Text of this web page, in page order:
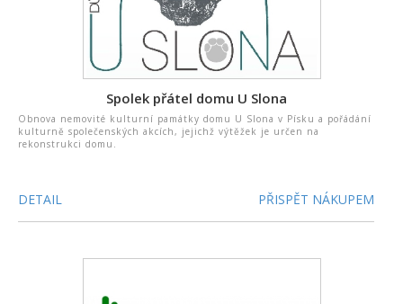
Spolek přátel domu U Slona
Obnova nemovité kulturní památky domu U Slona v Písku a pořádání
kulturně společenských akcích, jejichž výtěžek je určen na
rekonstrukci domu.
DETAIL PŘISPĚT NÁKUPEM